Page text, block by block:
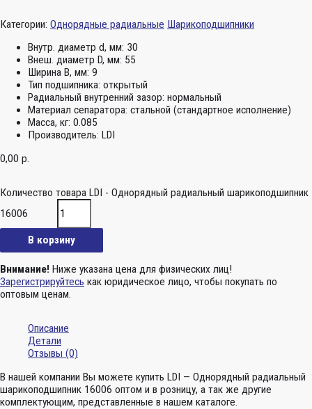
Категории: Однорядные радиальные Шарикоподшипники
Внутр. диаметр d, мм: 30
Внеш. диаметр D, мм: 55
Ширина B, мм: 9
Тип подшипника: открытый
Радиальный внутренний зазор: нормальный
Материал сепаратора: стальной (стандартное исполнение)
Масса, кг: 0.085
Производитель: LDI
0,00 р.
Количество товара LDI - Однорядный радиальный шарикоподшипник
16006
В корзину
Внимание! Ниже указана цена для физических лиц!
Зарегистрируйтесь как юридическое лицо, чтобы покупать по
оптовым ценам.
Описание
Детали
Отзывы (0)
В нашей компании Вы можете купить LDI — Однорядный радиальный
шарикоподшипник 16006 оптом и в розницу, а так же другие
комплектующим, представленные в нашем каталоге.